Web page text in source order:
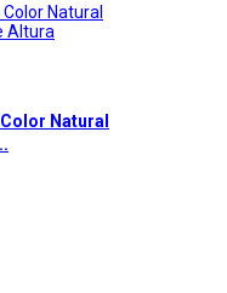
Natural